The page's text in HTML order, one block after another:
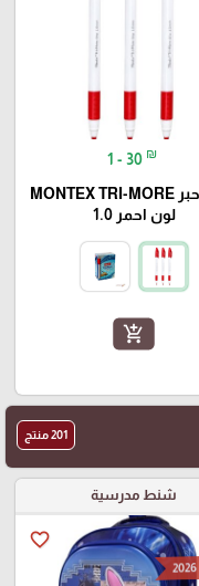
1 - 30 ₪
اقلام حبر MONTEX TRI-MORE
لون احمر 1.0
add_shopping_cart
201 منتج
شنط مدرسية
favorite_border